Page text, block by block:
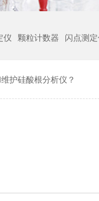
仪 颗粒计数器 闪点测
护硅酸根分析仪？